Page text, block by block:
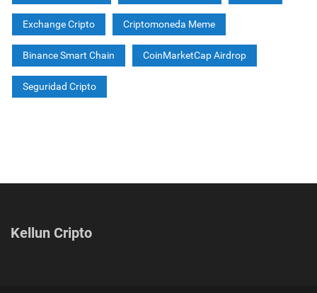
Exchange Cripto Criptomoneda Meme
Binance Smart Chain CoinMarketCap Airdrop
Seguridad Cripto
Kellun Cripto